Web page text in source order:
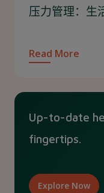
压力管理：生
Read More
Up-to-date
fingertips.
Explore Now